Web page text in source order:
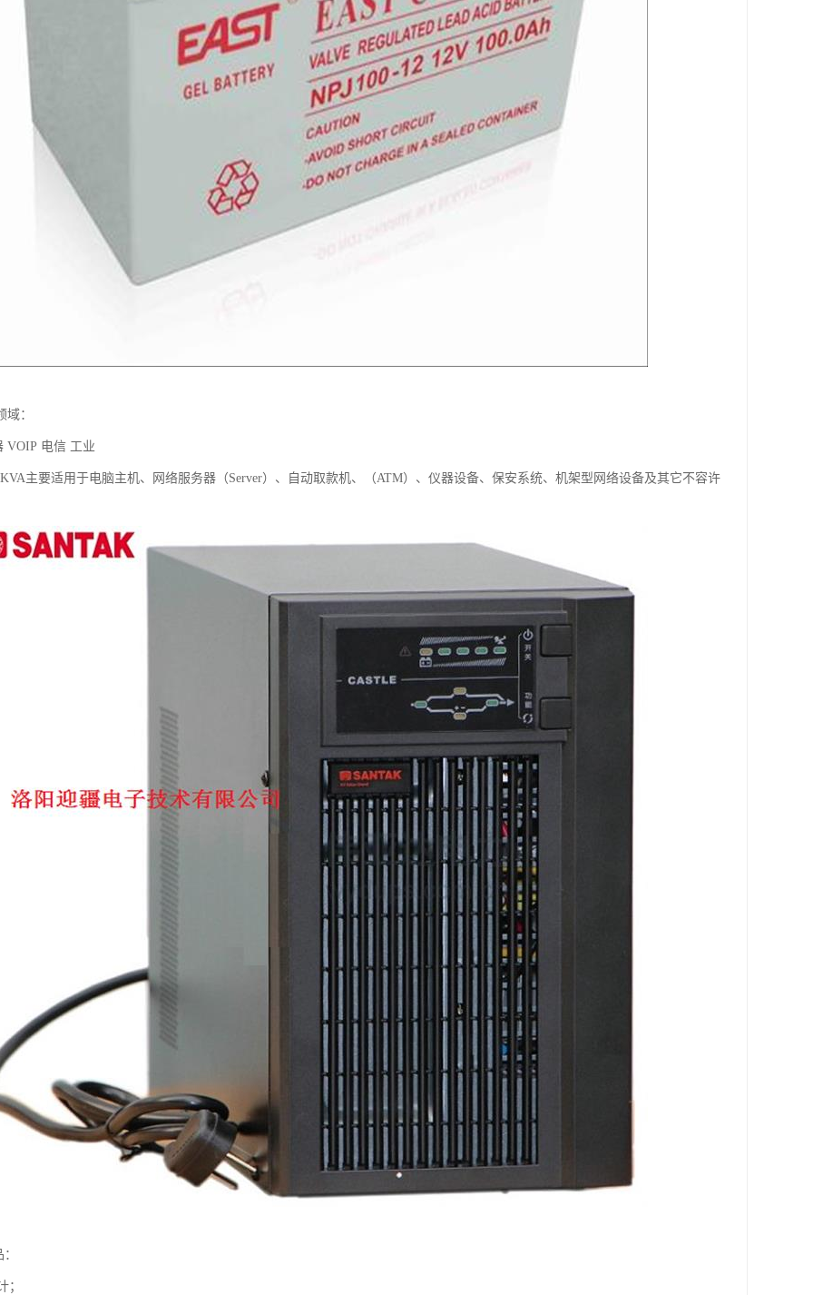
：
VOIP 电信 工业
主要适用于电脑主机、网络服务器（Server）、自动取款机、（ATM）、仪器设备、保安系统、机架型网络设备及其它不容许
；